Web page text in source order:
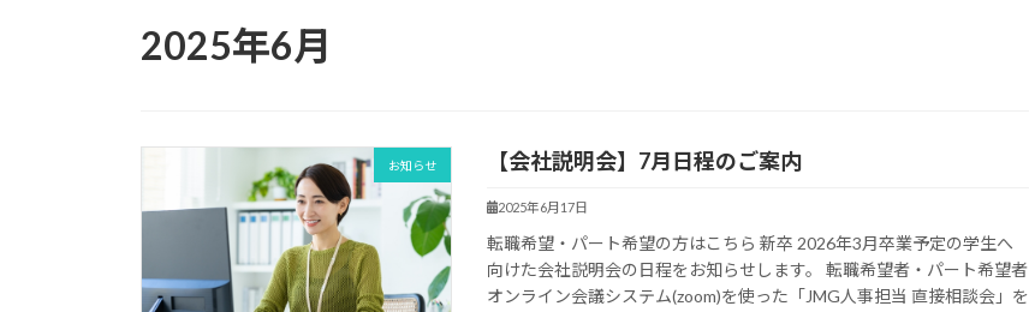
2025年6月
お知らせ 【会社説明会】7月日程のご案内
2025年6月17日
転職希望・パート希望の方はこちら 新卒 2026年3月卒業予定の学生へ
向けた会社説明会の日程をお知らせします。 転職希望者・パート希望者
オンライン会議システム(zoom)を使った「JMG人事担当 直接相談会」を